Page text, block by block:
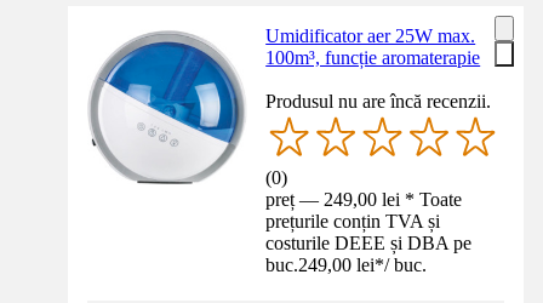
Umidificator aer 25W max.
100m³, funcție aromaterapie
Produsul nu are încă recenzii.
(0)
preț — 249,00 lei * Toate
prețurile conțin TVA și
costurile DEEE și DBA pe
buc.249,00 lei*/ buc.